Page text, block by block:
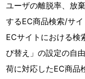
ユーザの離脱率、放
するEC商品検索/サイ
ECサイトにおける検
び替え」の設定の自
荷に対応したEC商品